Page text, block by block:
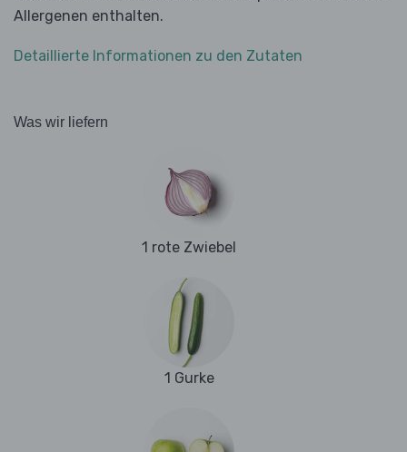
Allergenen enthalten.
Detaillierte Informationen zu den Zutaten
Was wir liefern
1 rote Zwiebel
1 Gurke